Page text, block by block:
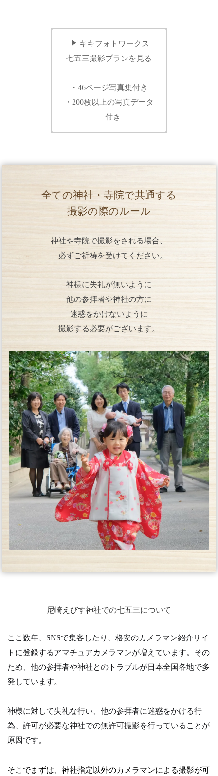
キキフォトワークス
七五三撮影プランを見る
・46ページ写真集付き
・200枚以上の写真データ
付き
全ての神社・寺院で共通する
撮影の際のルール
神社や寺院で撮影をされる場合、
必ずご祈祷を受けてください。
神様に失礼が無いように
他の参拝者や神社の方に
迷惑をかけないように
撮影する必要がございます。
尼崎えびす神社での七五三について
ここ数年、SNSで集客したり、格安のカメラマン紹介サイ
トに登録するアマチュアカメラマンが増えています。その
ため、他の参拝者や神社とのトラブルが日本全国各地で多
発しています。
神様に対して失礼な行い、他の参拝者に迷惑をかける行
為、許可が必要な神社での無許可撮影を行っていることが
原因です。
そこでまずは、神社指定以外のカメラマンによる撮影が可